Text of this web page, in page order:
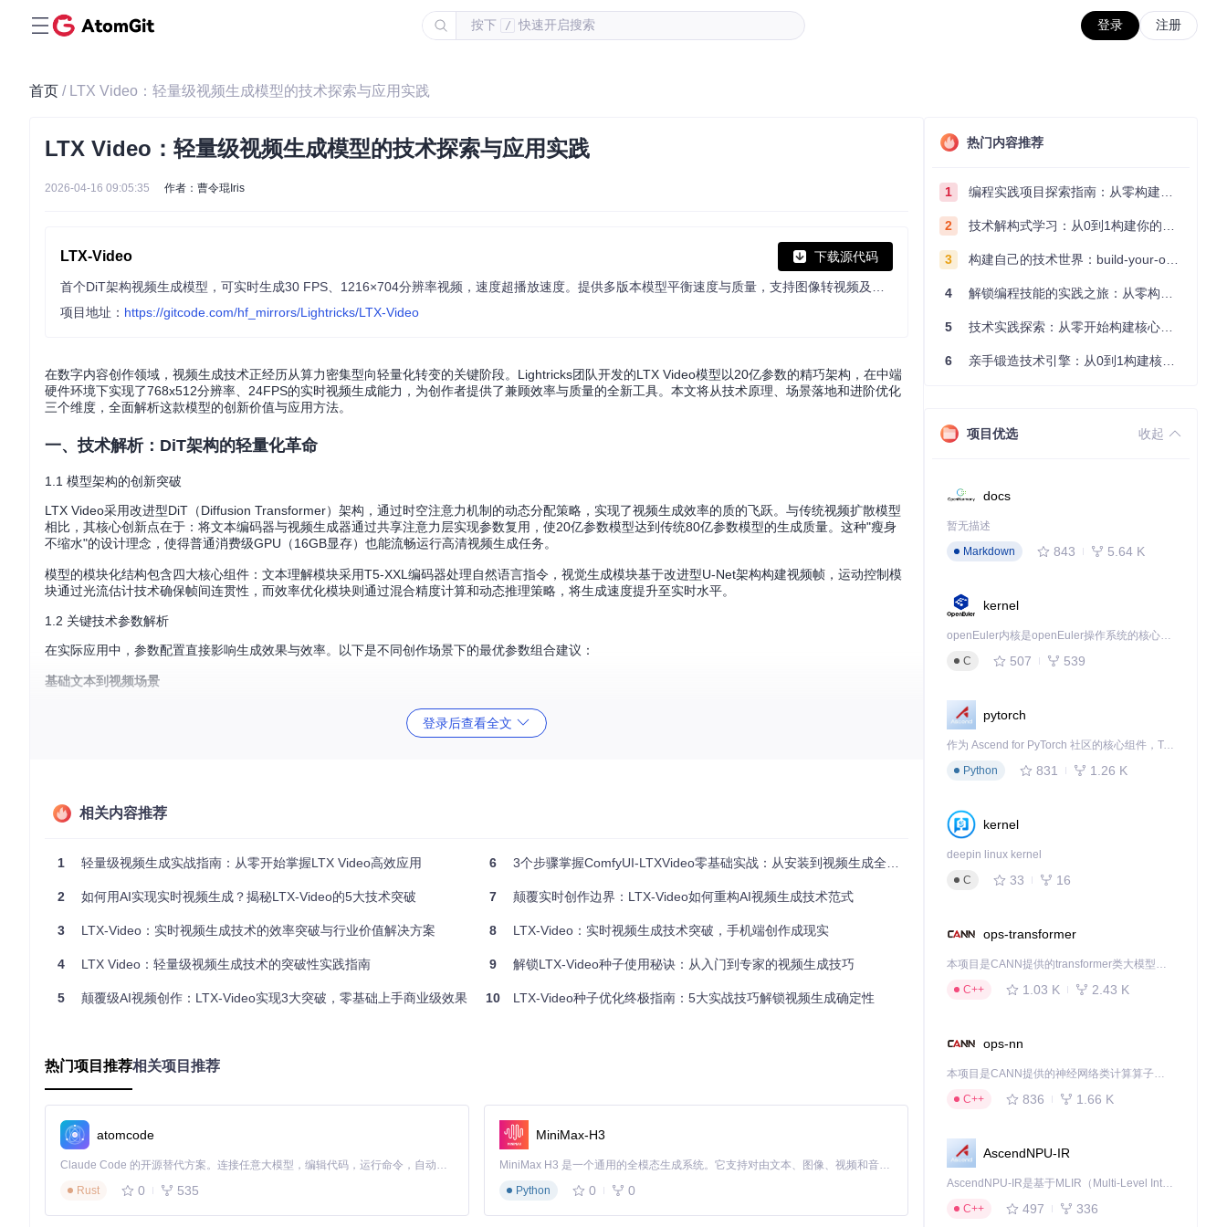
按下 / 快速开启搜索 登录 注册
首页 / LTX Video：轻量级视频生成模型的技术探索与应用实践
LTX Video：轻量级视频生成模型的技术探索与应用实践
2026-04-16 09:05:35 作者：曹令琨Iris
LTX-Video 下载源代码
项目地址： https://gitcode.com/hf_mirrors/Lightricks/LTX-Video
在数字内容创作领域，视频生成技术正经历从算力密集型向轻量化转变的关键阶段。Lightricks团队开发的LTX Video模型以20亿参数的精巧架构，在中端
硬件环境下实现了768x512分辨率、24FPS的实时视频生成能力，为创作者提供了兼顾效率与质量的全新工具。本文将从技术原理、场景落地和进阶优化
三个维度，全面解析这款模型的创新价值与应用方法。
一、技术解析：DiT架构的轻量化革命
1.1 模型架构的创新突破
LTX Video采用改进型DiT（Diffusion Transformer）架构，通过时空注意力机制的动态分配策略，实现了视频生成效率的质的飞跃。与传统视频扩散模型
相比，其核心创新点在于：将文本编码器与视频生成器通过共享注意力层实现参数复用，使20亿参数模型达到传统80亿参数模型的生成质量。这种"瘦身
不缩水"的设计理念，使得普通消费级GPU（16GB显存）也能流畅运行高清视频生成任务。
模型的模块化结构包含四大核心组件：文本理解模块采用T5-XXL编码器处理自然语言指令，视觉生成模块基于改进型U-Net架构构建视频帧，运动控制模
块通过光流估计技术确保帧间连贯性，而效率优化模块则通过混合精度计算和动态推理策略，将生成速度提升至实时水平。
1.2 关键技术参数解析
在实际应用中，参数配置直接影响生成效果与效率。以下是不同创作场景下的最优参数组合建议：
基础文本到视频场景
图像扩展视频场景
帧数：33帧（约1.3秒）
采样步数：15-20步
CFG值：3-5（降低文本权重保留原图特征）
关键参数：image_guidance_scale=1.2
帧数：与源视频一致
关键参数：sigma_shift=0.5（风格强度控制）
1.3 模型部署的技术准备
成功部署LTX Video需要完成三个关键环节的配置：
环境配置清单
基础环境：Python 3.10.5+, CUDA 12.2, PyTorch 2.1.2+
核心依赖：diffusers 0.24.0, transformers 4.31.0, accelerate 0.21.0
登录后查看全文
相关内容推荐
1 轻量级视频生成实战指南：从零开始掌握LTX Video高效应用
2 如何用AI实现实时视频生成？揭秘LTX-Video的5大技术突破
3 LTX-Video：实时视频生成技术的效率突破与行业价值解决方案
4 LTX Video：轻量级视频生成技术的突破性实践指南
5 颠覆级AI视频创作：LTX-Video实现3大突破，零基础上手商业级效果
6 3个步骤掌握ComfyUI-LTXVideo零基础实战：从安装到视频生成全流程
7 颠覆实时创作边界：LTX-Video如何重构AI视频生成技术范式
8 LTX-Video：实时视频生成技术突破，手机端创作成现实
9 解锁LTX-Video种子使用秘诀：从入门到专家的视频生成技巧
10 LTX-Video种子优化终极指南：5大实战技巧解锁视频生成确定性
热门项目推荐相关项目推荐
atomcode
Claude Code 的开源替代方案。连接任意大模型，编辑代码，运行命令，自动验证 — 全自动执行。用 Rust 构建，极致性能。 ｜ An open-source alternative to Claude Code. Connect any LLM, edit code, run commands, and verify changes — autonomously. Built in Rust for speed. Get Started
Rust
0 535
MiniMax-H3
MiniMax H3 是一个通用的全模态生成系统。它支持对由文本、图像、视频和音频组成的多模态上下文进行统一理解，并能生成分辨率高达 2K、时长可达 15 秒的带原生立体声音频的视频。得益于面向任务泛化的系统设计，H3 在预训练阶段就已具备广泛的多模态上下文理解与生成能力，能够出色地执行复杂的多模态指令。
Python
0 0
热门内容推荐
1 编程实践项目探索指南：从零构建技术能力体系
2 技术解构式学习：从0到1构建你的编程知识体系
3 构建自己的技术世界：build-your-own-x项目的实践探索指南
4 解锁编程技能的实践之旅：从零构建你的技术世界
5 技术实践探索：从零开始构建核心系统的实践指南
6 亲手锻造技术引擎：从0到1构建核心系统的实践指南
项目优选 收起
docs
暂无描述
Markdown
843 5.64 K
kernel
openEuler内核是openEuler操作系统的核心，既是系统性能与稳定性的基石，也是连接处理器、设备与服务的桥梁。
C
507 539
pytorch
作为 Ascend for PyTorch 社区的核心组件，TorchNPU 是昇腾专为 PyTorch 打造的深度学习适配插件，使 PyTorch 框架能够直接调用昇腾 NPU，为开发者提供昇腾 AI 处理器的超强算力。
Python
831 1.26 K
kernel
deepin linux kernel
C
33 16
ops-transformer
本项目是CANN提供的transformer类大模型算子库，实现网络在NPU上加速计算。
C++
1.03 K 2.43 K
ops-nn
本项目是CANN提供的神经网络类计算算子库，实现网络在NPU上加速计算。
C++
836 1.66 K
AscendNPU-IR
AscendNPU-IR是基于MLIR（Multi-Level Intermediate Representation）构建的，面向昇腾亲和算子编译时使用的中间表示，提供昇腾完备表达能力，通过编译优化提升昇腾AI处理器计算效率，支持通过生态框架使能昇腾AI处理器与深度调优
C++
497 336